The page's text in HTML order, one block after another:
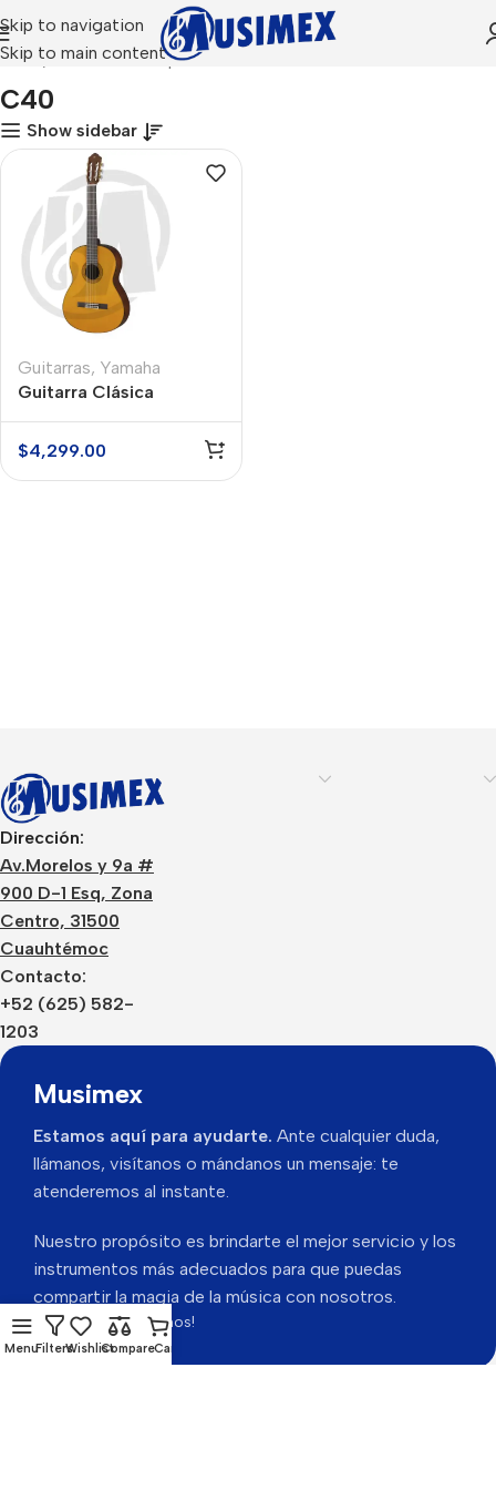
Skip to navigation
Skip to main content
Inicio Productos etiquetados “C40”
C40
Show sidebar
Guitarras, Yamaha
Guitarra Clásica
Yamaha C40
$4,299.00
Dirección:
Av.Morelos y 9a #
900 D-1 Esq, Zona
Centro, 31500
Cuauhtémoc
Contacto:
+52 (625) 582-
1203
Musimex
Estamos aquí para ayudarte. Ante cualquier duda,
llámanos, visítanos o mándanos un mensaje: te
atenderemos al instante.
Nuestro propósito es brindarte el mejor servicio y los
instrumentos más adecuados para que puedas
compartir la magia de la música con nosotros.
Gracias por visitarnos!
MenuFiltersWishlistCompareCart